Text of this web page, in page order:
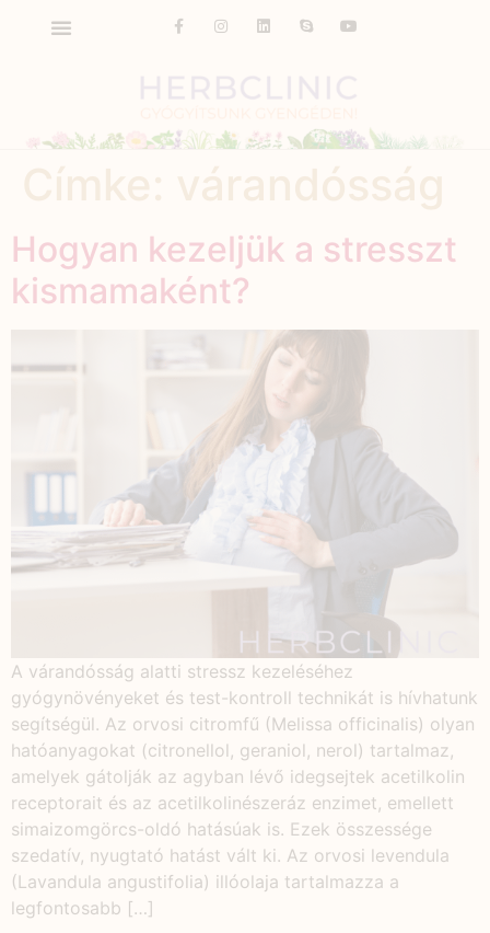
Hogyan kezeljük a stresszt
kismamaként?
A várandósság alatti stressz kezeléséhez
gyógynövényeket és test-kontroll technikát is hívhatunk
segítségül. Az orvosi citromfű (Melissa officinalis) olyan
hatóanyagokat (citronellol, geraniol, nerol) tartalmaz,
amelyek gátolják az agyban lévő idegsejtek acetilkolin
receptorait és az acetilkolinészeráz enzimet, emellett
simaizomgörcs-oldó hatásúak is. Ezek összessége
szedatív, nyugtató hatást vált ki. Az orvosi levendula
(Lavandula angustifolia) illóolaja tartalmazza a
legfontosabb […]